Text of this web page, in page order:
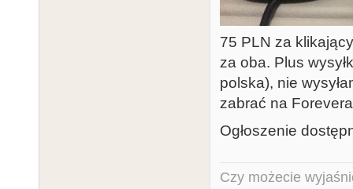
75 PLN za
za oba. Plus
polska), nie
zabrać na
Ogłoszenie
Czy możecie